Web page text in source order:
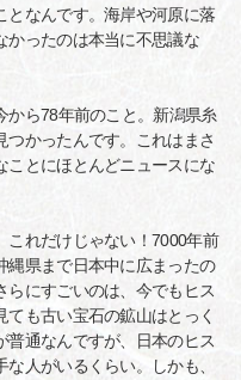
となんです。海岸や河原に落
かったのは本当に不思議な
から78年前のこと。新潟県糸
かったんです。これはまさ
ことにほとんどニュースにな
これだけじゃない！7000年前
縄県まで日本中に広まったの
らにすごいのは、今でもヒス
も古い宝石の鉱山はとっく
普通なんですが、日本のヒス
人がいるくらい。しかも、